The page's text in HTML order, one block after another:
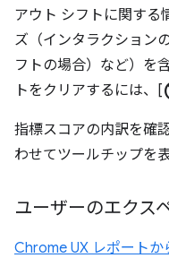
アウト シフトに関する
ズ（インタラクション
フトの場合）など）を
トをクリアするには、[
指標スコアの内訳を確
わせてツールチップを表
ユーザーのエクス
Chrome UX レポートか